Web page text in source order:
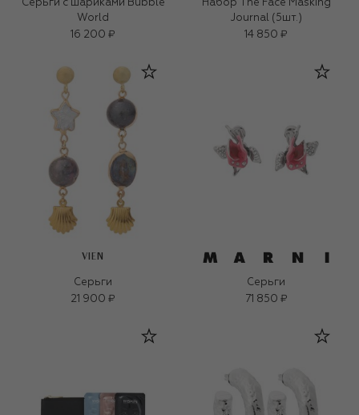
Серьги с шариками Bubble
World
16 200 ₽
Набор The Face Masking
Journal (5шт.)
14 850 ₽
VIEN
Серьги
21 900 ₽
Серьги
71 850 ₽